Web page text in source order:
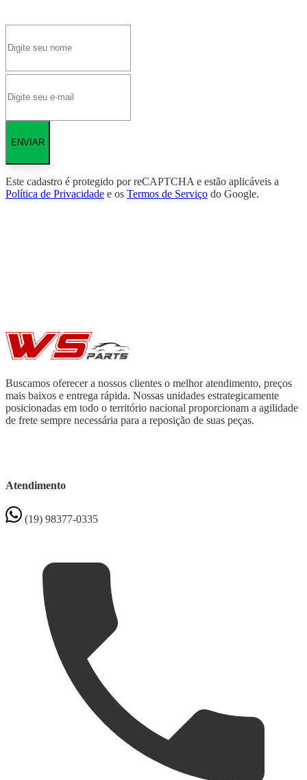
ENVIAR
Este cadastro é protegido por reCAPTCHA e estão aplicáveis a
Política de Privacidade e os Termos de Serviço do Google.
Buscamos oferecer a nossos clientes o melhor atendimento, preços
mais baixos e entrega rápida. Nossas unidades estrategicamente
posicionadas em todo o território nacional proporcionam a agilidade
de frete sempre necessária para a reposição de suas peças.
Atendimento
(19) 98377-0335